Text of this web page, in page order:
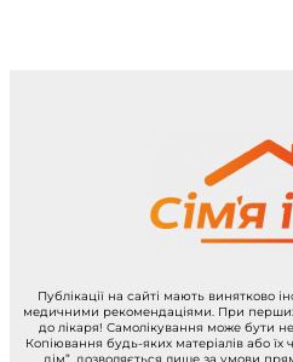
Публікації на сайті мають винятково
медичними рекомендаціями. При перших
до лікаря! Самолікування може бути
Копіювання будь-яких матеріалів або їх